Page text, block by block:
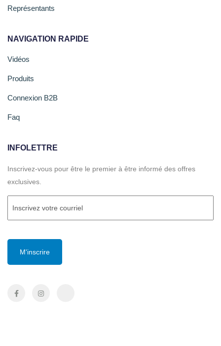
Représentants
NAVIGATION RAPIDE
Vidéos
Produits
Connexion B2B
Faq
INFOLETTRE
Inscrivez-vous pour être le premier à être informé des offres
exclusives.